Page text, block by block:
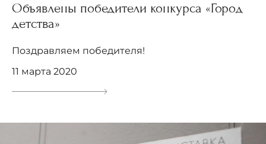
Объявлены победители конкурса «Город
детства»
Поздравляем победителя!
11 марта 2020